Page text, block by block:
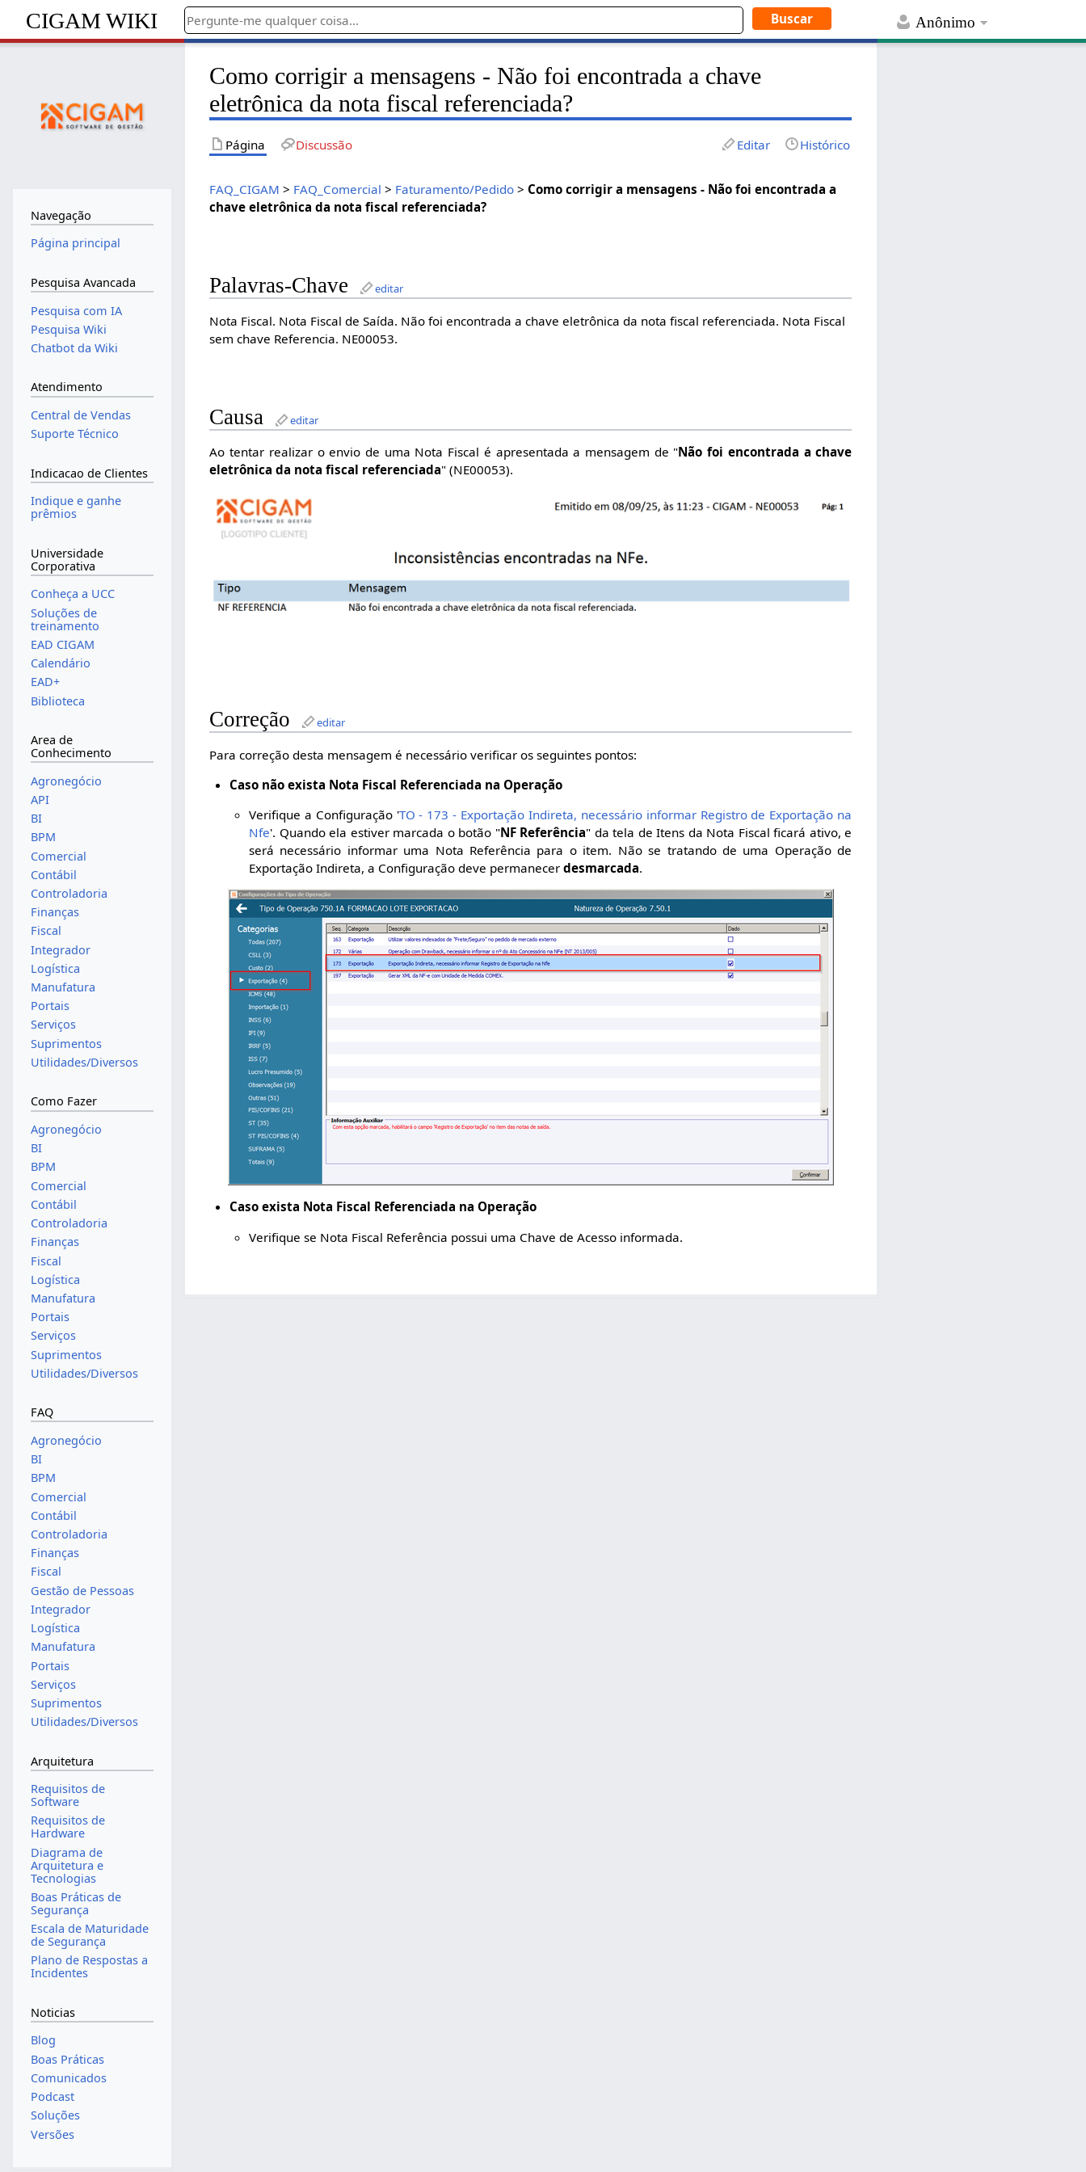
Anônimo
CIGAM WIKI
Como corrigir a mensagens - Não foi encontrada a chave
eletrônica da nota fiscal referenciada?
Página Discussão Editar Histórico
FAQ_CIGAM > FAQ_Comercial > Faturamento/Pedido > Como corrigir a mensagens - Não foi encontrada a
chave eletrônica da nota fiscal referenciada?
Palavras-Chave editar
Nota Fiscal. Nota Fiscal de Saída. Não foi encontrada a chave eletrônica da nota fiscal referenciada. Nota Fiscal
sem chave Referencia. NE00053.
Causa editar
Ao tentar realizar o envio de uma Nota Fiscal é apresentada a mensagem de "Não foi encontrada a chave
eletrônica da nota fiscal referenciada" (NE00053).
Correção editar
Para correção desta mensagem é necessário verificar os seguintes pontos:
Caso não exista Nota Fiscal Referenciada na Operação
Verifique a Configuração 'TO - 173 - Exportação Indireta, necessário informar Registro de Exportação na
Nfe'. Quando ela estiver marcada o botão "NF Referência" da tela de Itens da Nota Fiscal ficará ativo, e
será necessário informar uma Nota Referência para o item. Não se tratando de uma Operação de
Exportação Indireta, a Configuração deve permanecer desmarcada.
Caso exista Nota Fiscal Referenciada na Operação
Verifique se Nota Fiscal Referência possui uma Chave de Acesso informada.
Navegação
Página principal
Pesquisa Avancada
Pesquisa com IA
Pesquisa Wiki
Chatbot da Wiki
Atendimento
Central de Vendas
Suporte Técnico
Indicacao de Clientes
Indique e ganhe
prêmios
Universidade
Corporativa
Conheça a UCC
Soluções de
treinamento
EAD CIGAM
Calendário
EAD+
Biblioteca
Area de
Conhecimento
Agronegócio
API
BI
BPM
Comercial
Contábil
Controladoria
Finanças
Fiscal
Integrador
Logística
Manufatura
Portais
Serviços
Suprimentos
Utilidades/Diversos
Como Fazer
Agronegócio
BI
BPM
Comercial
Contábil
Controladoria
Finanças
Fiscal
Logística
Manufatura
Portais
Serviços
Suprimentos
Utilidades/Diversos
FAQ
Agronegócio
BI
BPM
Comercial
Contábil
Controladoria
Finanças
Fiscal
Gestão de Pessoas
Integrador
Logística
Manufatura
Portais
Serviços
Suprimentos
Utilidades/Diversos
Arquitetura
Requisitos de
Software
Requisitos de
Hardware
Diagrama de
Arquitetura e
Tecnologias
Boas Práticas de
Segurança
Escala de Maturidade
de Segurança
Plano de Respostas a
Incidentes
Noticias
Blog
Boas Práticas
Comunicados
Podcast
Soluções
Versões